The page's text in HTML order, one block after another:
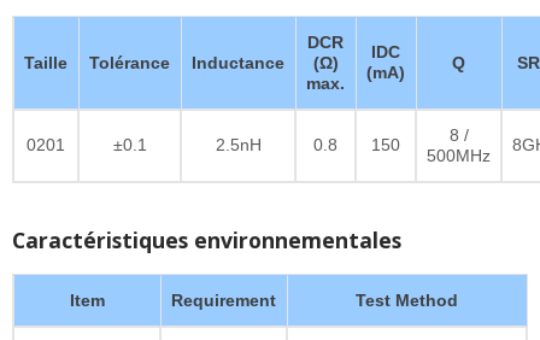
Taille Tolérance Inductance
DCR
(Ω)
max.
IDC
(mA)
Q
0201 ±0.1 2.5nH 0.8 150
8 /
500MHz
Caractéristiques environnementales
Item Requirement Test Method